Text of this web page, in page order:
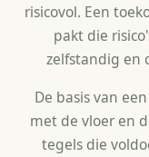
risicovol. Een
pakt die
zelfstandig en
De basis van
met de vloer en
tegels die